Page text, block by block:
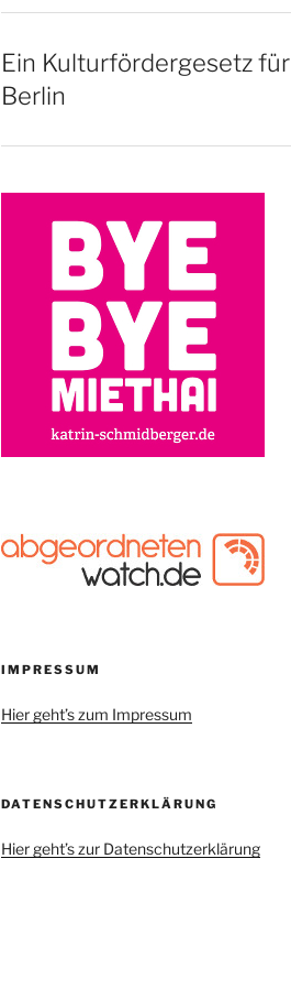
Ein Kulturfördergesetz für
Berlin
IMPRESSUM
Hier geht’s zum Impressum
DATENSCHUTZERKLÄRUNG
Hier geht’s zur Datenschutzerklärung